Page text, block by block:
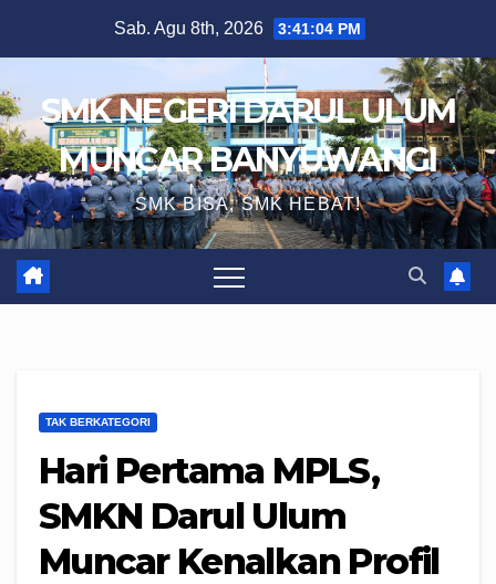
Sab. Agu 8th, 2026 3:41:05 PM
SMK NEGERI DARUL ULUM
MUNCAR BANYUWANGI
SMK BISA, SMK HEBAT!
TAK BERKATEGORI
Hari Pertama MPLS,
SMKN Darul Ulum
Muncar Kenalkan Profil